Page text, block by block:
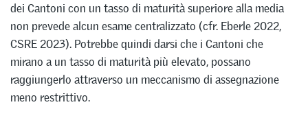
dei Cantoni con un tasso di maturità superiore alla media
non prevede alcun esame centralizzato (cfr. Eberle 2022,
CSRE 2023). Potrebbe quindi darsi che i Cantoni che
mirano a un tasso di maturità più elevato, possano
raggiungerlo attraverso un meccanismo di assegnazione
meno restrittivo.